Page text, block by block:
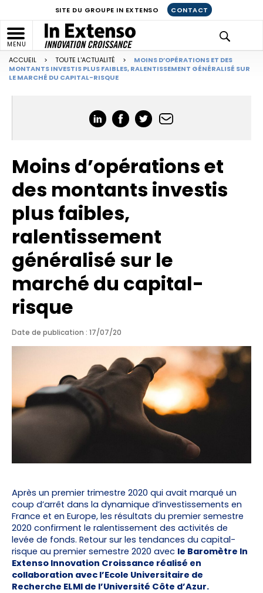
MENU
SITE DU GROUPE IN EXTENSO CONTACT
ACCUEIL > TOUTE L'ACTUALITÉ >
MOINS D’OPÉRATIONS ET DES
MONTANTS INVESTIS PLUS FAIBLES, RALENTISSEMENT GÉNÉRALISÉ SUR
LE MARCHÉ DU CAPITAL-RISQUE
Moins d’opérations et
des montants investis
plus faibles,
ralentissement
généralisé sur le
marché du capital-
risque
Date de publication : 17/07/20
Après un premier trimestre 2020 qui avait marqué un
coup d’arrêt dans la dynamique d’investissements en
France et en Europe, les résultats du premier semestre
2020 confirment le ralentissement des activités de
levée de fonds. Retour sur les tendances du capital-
risque au premier semestre 2020 avec le Baromètre In
Extenso Innovation Croissance réalisé en
collaboration avec l’Ecole Universitaire de
Recherche ELMI de l’Université Côte d’Azur.